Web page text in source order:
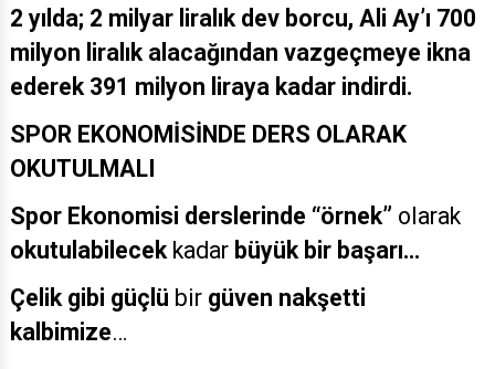
2 yılda; 2 milyar liralık dev borcu, Ali Ay’ı 700
milyon liralık alacağından vazgeçmeye ikna
ederek 391 milyon liraya kadar indirdi.
SPOR EKONOMİSİNDE DERS OLARAK
OKUTULMALI
Spor Ekonomisi derslerinde “örnek” olarak
okutulabilecekkadar büyük bir başarı…
Çelik gibi güçlü bir güven nakşetti
kalbimize…